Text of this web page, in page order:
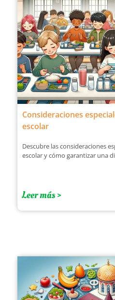
Consideraciones
escolar
Descubre las consideraciones
escolar y cómo garantizar una
Leer más >